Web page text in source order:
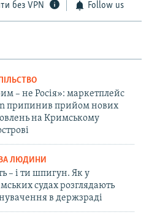
без VPN Follow us
– не Росія»: маркетплейс
припинив прийом нових
на Кримському
ЛЮДИНИ
– і ти шпигун. Як у
судах розглядають
в держзраді